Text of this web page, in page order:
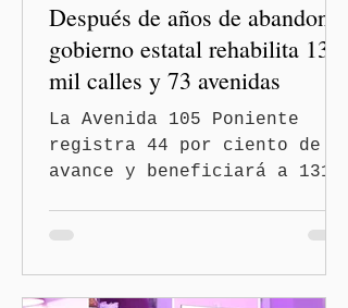
Después de años de abandono,
gobierno estatal rehabilita 13
mil calles y 73 avenidas
La Avenida 105 Poniente
registra 44 por ciento de
avance y beneficiará a 131
73 avenidas durante 2026,
el gobernador Alejandro